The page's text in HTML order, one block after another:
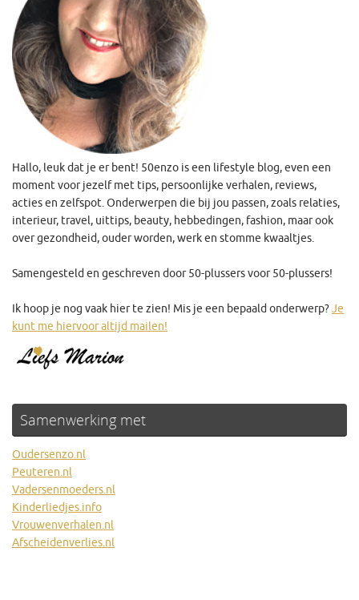
Hallo, leuk dat je er bent! 50enzo is een lifestyle blog, even een
moment voor jezelf met tips, persoonlijke verhalen, reviews,
acties en zelfspot. Onderwerpen die bij jou passen, zoals relaties,
interieur, travel, uittips, beauty, hebbedingen, fashion, maar ook
over gezondheid, ouder worden, werk en stomme kwaaltjes.
Samengesteld en geschreven door 50-plussers voor 50-plussers!
Ik hoop je nog vaak hier te zien! Mis je een bepaald onderwerp?Je
kunt me hiervoor altijd mailen!
Samenwerking met
Oudersenzo.nl
Peuteren.nl
Vadersenmoeders.nl
Kinderliedjes.info
Vrouwenverhalen.nl
Afscheidenverlies.nl